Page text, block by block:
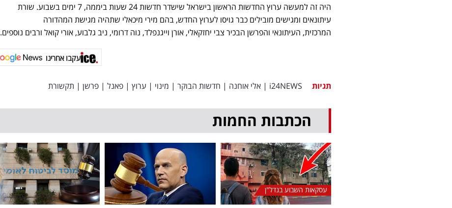
היה זה למעשה ערוץ החדשות הראשון בישראל שישדר חדשות 24 שעות ביממה, 7 ימים בשבוע. שורת
עיתונאים ומגישים מובילים כבר גויסו לערוץ החדש, בהם מירי מיכאלי שתהיה מגישת המהדורה
המרכזית, העיתונאי והפרשן הבכיר צבי יחזקאלי, אורן וייגנפלד, נוה דרומי, ניב גלבוע, אורי קואל ורבים נוספים.
עקבו אחרינו
תגיות i24NEWS
| אלי אוחנה | חדשות הבוקר | מינוי | ערוץ | פאנל | פרשן | תקשורת
הכתבות החמות
עסקאות השבוע בנדל"ן